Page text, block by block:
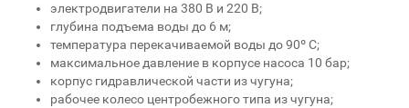
электродвигатели на 380 В и 220 В;
глубина подъема воды до 6 м;
температура перекачиваемой воды до 90º C;
максимальное давление в корпусе насоса 10 бар;
корпус гидравлической части из чугуна;
рабочее колесо центробежного типа из чугуна;